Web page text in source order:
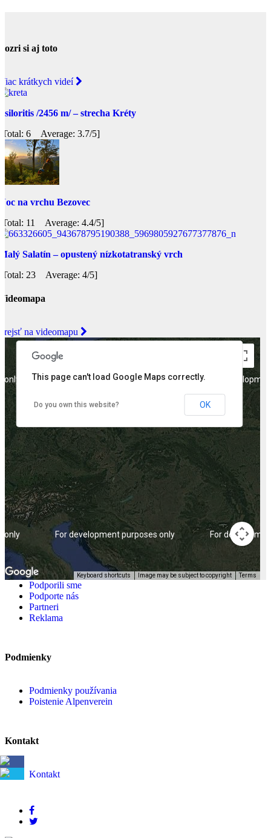
si aj toto
krátkych videí
/2456 m/ – strecha Kréty
6 Average: 3.7/5]
na vrchu Bezovec
11 Average: 4.4/5]
Salatín – opustený nízkotatranský vrch
23 Average: 4/5]
na videomapu
For development purposes only
only For
For development purposes only For
Keyboard shortcuts Image may be subject to copyright Terms
This page can't load Google Maps correctly.
Do you own this website? OK
Podporili sme
Podporte nás
Partneri
Reklama
Podmienky
Podmienky používania
Poistenie Alpenverein
Kontakt
Kontakt